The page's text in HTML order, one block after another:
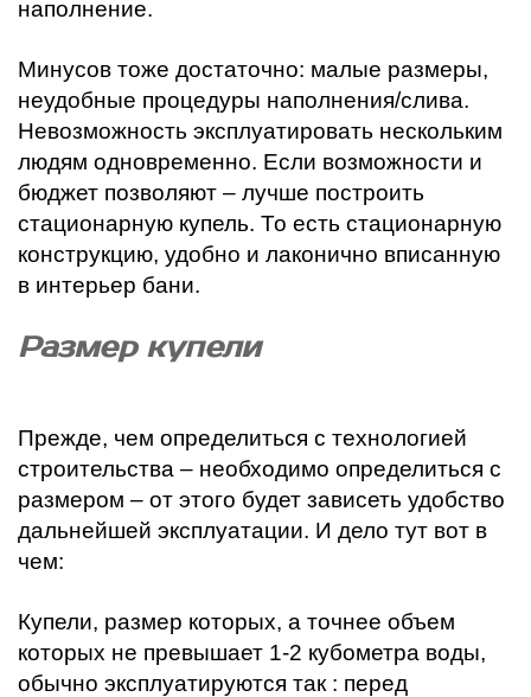
наполнение.
Минусов тоже достаточно: малые размеры,
неудобные процедуры наполнения/слива.
Невозможность эксплуатировать нескольким
людям одновременно. Если возможности и
бюджет позволяют – лучше построить
стационарную купель. То есть стационарную
конструкцию, удобно и лаконично вписанную
в интерьер бани.
Размер купели
Прежде, чем определиться с технологией
строительства – необходимо определиться с
размером – от этого будет зависеть удобство
дальнейшей эксплуатации. И дело тут вот в
чем:
Купели, размер которых, а точнее объем
которых не превышает 1-2 кубометра воды,
обычно эксплуатируются так : перед